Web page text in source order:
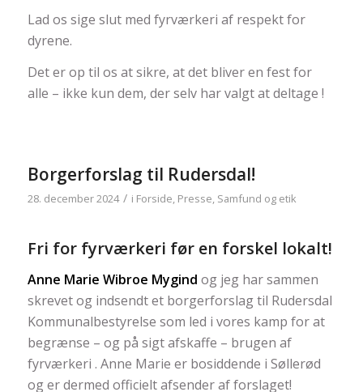
Lad os sige slut med fyrværkeri af respekt for
dyrene.
Det er op til os at sikre, at det bliver en fest for
alle – ikke kun dem, der selv har valgt at deltage !
Borgerforslag til Rudersdal!
28. december 2024 / i Forside, Presse, Samfund og etik
Fri for fyrværkeri før en forskel lokalt!
Anne Marie Wibroe Mygind og jeg har sammen
skrevet og indsendt et borgerforslag til Rudersdal
Kommunalbestyrelse som led i vores kamp for at
begrænse – og på sigt afskaffe – brugen af
fyrværkeri . Anne Marie er bosiddende i Søllerød
og er dermed officielt afsender af forslaget!